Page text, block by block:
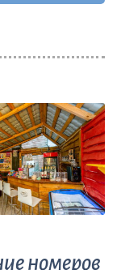
номеров